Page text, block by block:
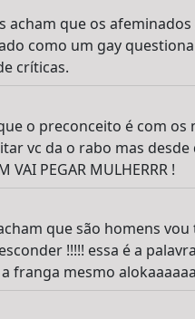
acham que os
como um gay
críticas.
o preconceito é com
vc da o rabo mas desde
VAI PEGAR MULHERRR !
que são homens
!!!!! essa é a
franga mesmo